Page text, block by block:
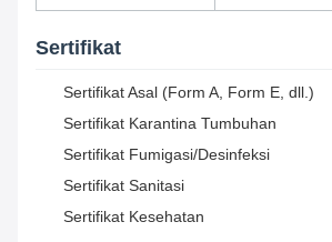
Sertifikat
Sertifikat Asal (Form A, Form E, dll.)
Sertifikat Karantina Tumbuhan
Sertifikat Fumigasi/Desinfeksi
Sertifikat Sanitasi
Sertifikat Kesehatan